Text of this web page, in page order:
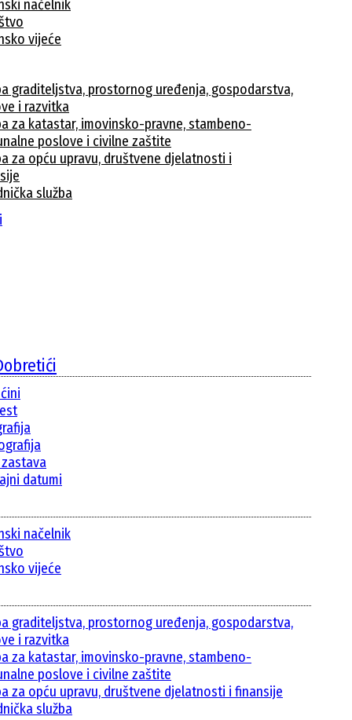
načelnik
vijeće
graditeljstva, prostornog uređenja, gospodarstva,
i razvitka
za katastar, imovinsko-pravne, stambeno-
poslove i civilne zaštite
za opću upravu, društvene djelatnosti i
služba
datumi
načelnik
vijeće
graditeljstva, prostornog uređenja, gospodarstva,
i razvitka
za katastar, imovinsko-pravne, stambeno-
poslove i civilne zaštite
za opću upravu, društvene djelatnosti i finansije
služba